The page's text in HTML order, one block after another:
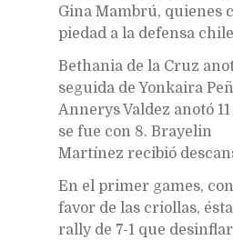
Gina Mambrú, quienes
piedad a la defensa
Bethania de la Cruz
seguida de Yonkaira
Annerys Valdez anotó
se fue con 8. Brayelin
Martínez recibió
En el primer games, con
favor de las criollas,
rally de 7-1 que